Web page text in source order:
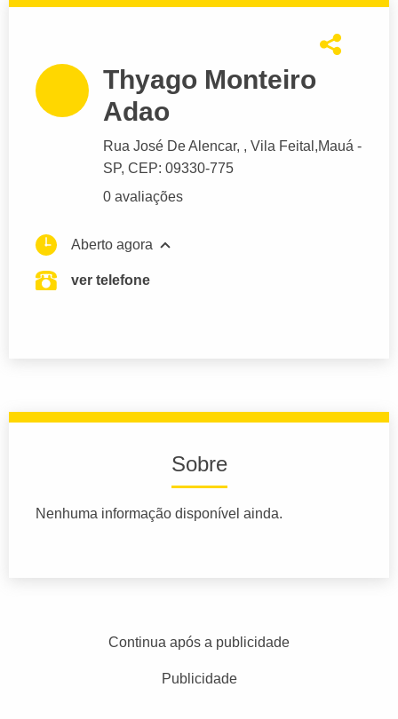
Thyago Monteiro
Adao
Rua José De Alencar, , Vila Feital,Mauá -
SP, CEP: 09330-775
0 avaliações
Aberto agora
ver telefone
Sobre
Nenhuma informação disponível ainda.
Continua após a publicidade
Publicidade